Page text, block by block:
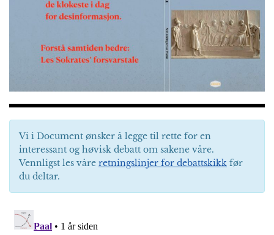
Vi i Document ønsker å legge til rette for en
interessant og høvisk debatt om sakene våre.
Vennligst les våre retningslinjer for debattskikk før
du deltar.